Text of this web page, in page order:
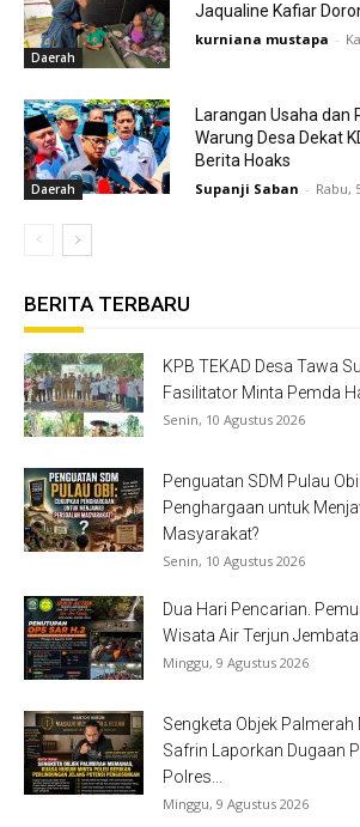
Daerah
Jaqualine Kafiar
kurniana mustapa -
Daerah
Larangan Usaha dan
Warung Desa Dekat
Berita Hoaks
Supanji Saban - Rabu,
BERITA TERBARU
KPB TEKAD Desa Tawa
Fasilitator Minta Pemda
Senin, 10 Agustus 2026
Penguatan SDM Pulau
Penghargaan untuk
Masyarakat?
Senin, 10 Agustus 2026
Dua Hari Pencarian.
Wisata Air Terjun
Minggu, 9 Agustus 2026
Sengketa Objek
Safrin Laporkan Dugaan
Polres...
Minggu, 9 Agustus 2026